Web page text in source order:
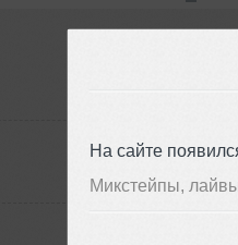
На сайте
Микстейпы,